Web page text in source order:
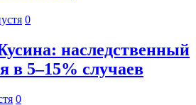
0
наследственный
в 5–15% случаев
0